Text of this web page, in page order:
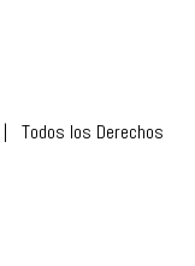
| Todos los Derechos